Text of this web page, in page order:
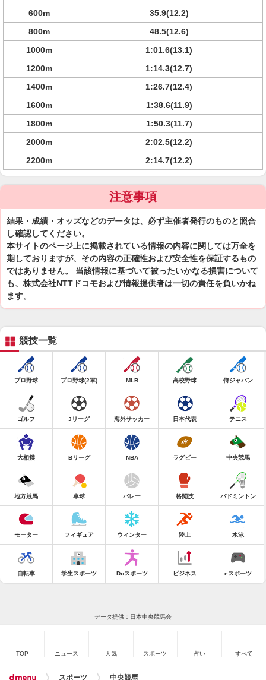
600m
35.9(12.2)
800m
48.5(12.6)
1000m
1:01.6(13.1)
1200m
1:14.3(12.7)
1400m
1:26.7(12.4)
1600m
1:38.6(11.9)
1800m
1:50.3(11.7)
2000m
2:02.5(12.2)
2200m
2:14.7(12.2)
注意事項
結果・成績・オッズなどのデータは、必ず主催者発行のものと照合
し確認してください。
本サイトのページ上に掲載されている情報の内容に関しては万全を
期しておりますが、その内容の正確性および安全性を保証するもの
ではありません。 当該情報に基づいて被ったいかなる損害について
も、株式会社NTTドコモおよび情報提供者は一切の責任を負いかね
ます。
競技一覧
プロ野球 プロ野球(2軍) MLB 高校野球 侍ジャパン
ゴルフ Jリーグ 海外サッカー 日本代表 テニス
大相撲 Bリーグ NBA ラグビー 中央競馬
地方競馬 卓球 バレー 格闘技 バドミントン
モーター フィギュア ウィンター 陸上 水泳
自転車 学生スポーツ Doスポーツ ビジネス eスポーツ
データ提供：日本中央競馬会
TOP ニュース 天気 スポーツ 占い すべて
スポーツ 中央競馬